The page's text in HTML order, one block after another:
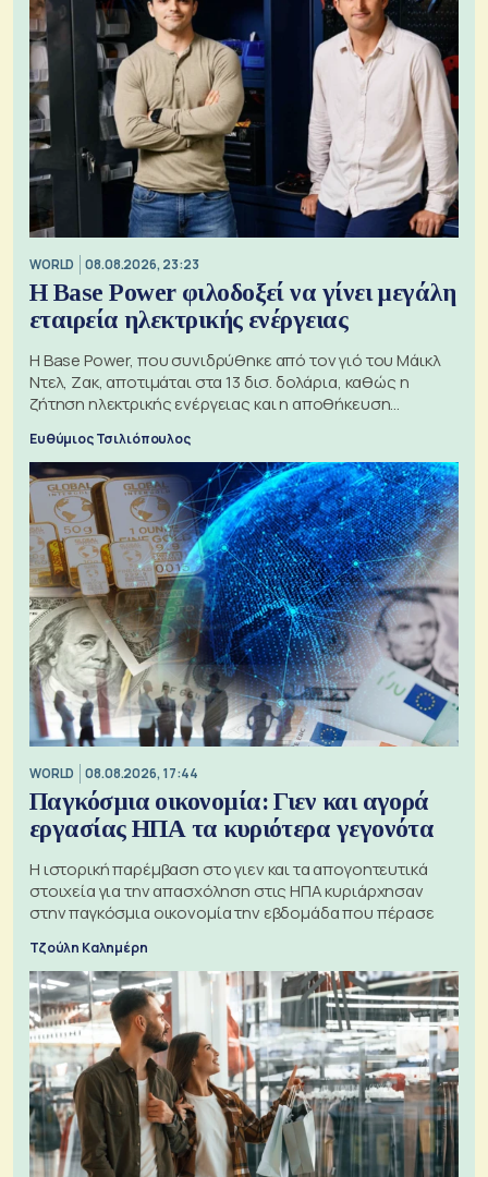
WORLD 08.08.2026, 23:23
Η Base Power φιλοδοξεί να γίνει μεγάλη
εταιρεία ηλεκτρικής ενέργειας
Η Base Power, που συνιδρύθηκε από τον γιό του Μάικλ
Ντελ, Ζακ, αποτιμάται στα 13 δισ. δολάρια, καθώς η
ζήτηση ηλεκτρικής ενέργειας και η αποθήκευση
μπαταριών αυξάνονται
Ευθύμιος Τσιλιόπουλος
WORLD 08.08.2026, 17:44
Παγκόσμια οικονομία: Γιεν και αγορά
εργασίας ΗΠΑ τα κυριότερα γεγονότα
Η ιστορική παρέμβαση στο γιεν και τα απογοητευτικά
στοιχεία για την απασχόληση στις ΗΠΑ κυριάρχησαν
στην παγκόσμια οικονομία την εβδομάδα που πέρασε
Τζούλη Καλημέρη